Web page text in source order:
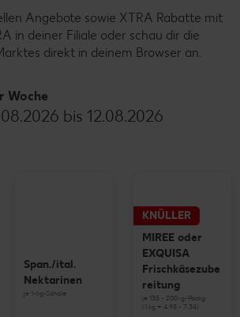
Angebote sowie XTRA Rabatte mit
in deiner Filiale oder schau dir die
direkt in deinem Browser an.
Woche
bis 12.08.2026
Span./ital.
Nektarinen
je 1-kg-Schale
KNÜLLER
MIREE oder
EXQUISA
Frischkäsezube
reitung
je 135 - 200-g-Packg.
(1 kg = 4.95 - 7.34)